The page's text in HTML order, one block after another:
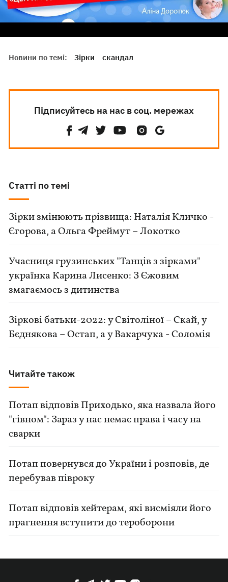
Новини по темі: Зірки скандал
Підписуйтесь на нас в соц. мережах
Статті по темі
Зірки змінюють прізвища: Наталія Кличко -
Єгорова, а Ольга Фреймут – Локотко
Учасниця грузинських "Танців з зірками"
українка Карина Лисенко: З Єжовим
змагаємось з дитинства
Зіркові батьки-2022: у Світоліної – Скай, у
Бєднякова – Остап, а у Вакарчука - Соломія
Читайте також
Потап відповів Приходько, яка назвала його
"гівном": Зараз у нас немає права і часу на
сварки
Потап повернувся до України і розповів, де
перебував півроку
Потап відповів хейтерам, які висміяли його
прагнення вступити до тероборони